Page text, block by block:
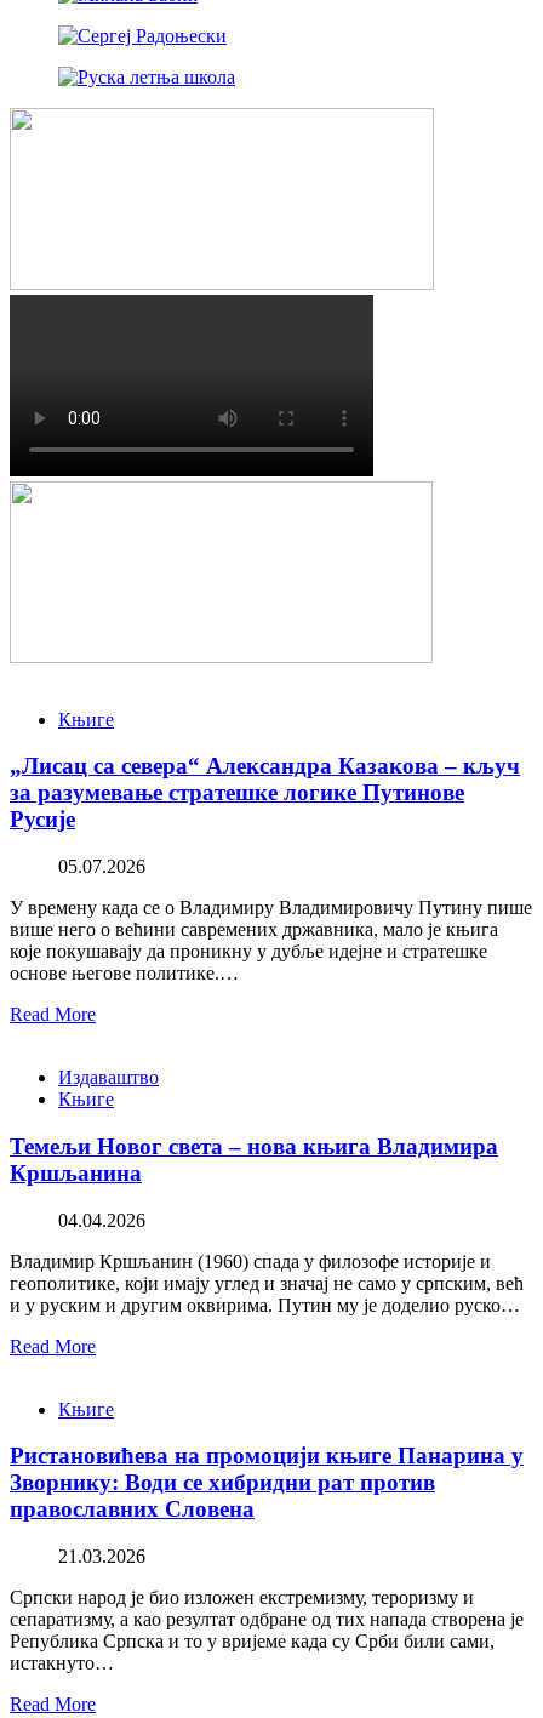
Књиге
„Лисац са севера“ Александра Казакова – кључ
за разумевање стратешке логике Путинове
Русије
05.07.2026
У времену када се о Владимиру Владимировичу Путину пише
више него о већини савремених државника, мало је књига
које покушавају да проникну у дубље идејне и стратешке
основе његове политике.…
Read More
Издаваштво
Књиге
Темељи Новог света – нова књига Владимира
Кршљанина
04.04.2026
Владимир Кршљанин (1960) спада у филозофе историје и
геополитике, који имају углед и значај не само у српским, већ
и у руским и другим оквирима. Путин му је доделио руско…
Read More
Књиге
Ристановићева на промоцији књиге Панарина у
Зворнику: Води се хибридни рат против
православних Словена
21.03.2026
Српски народ је био изложен екстремизму, тероризму и
сепаратизму, а као резултат одбране од тих напада створена је
Република Српска и то у вријеме када су Срби били сами,
истакнуто…
Read More